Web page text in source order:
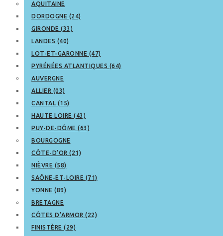
AQUITAINE
DORDOGNE (24)
GIRONDE (33)
LANDES (40)
LOT-ET-GARONNE (47)
PYRÉNÉES ATLANTIQUES (64)
AUVERGNE
ALLIER (03)
CANTAL (15)
HAUTE LOIRE (43)
PUY-DE-DÔME (63)
BOURGOGNE
CÔTE-D’OR (21)
NIÈVRE (58)
SAÔNE-ET-LOIRE (71)
YONNE (89)
BRETAGNE
CÔTES D’ARMOR (22)
FINISTÈRE (29)